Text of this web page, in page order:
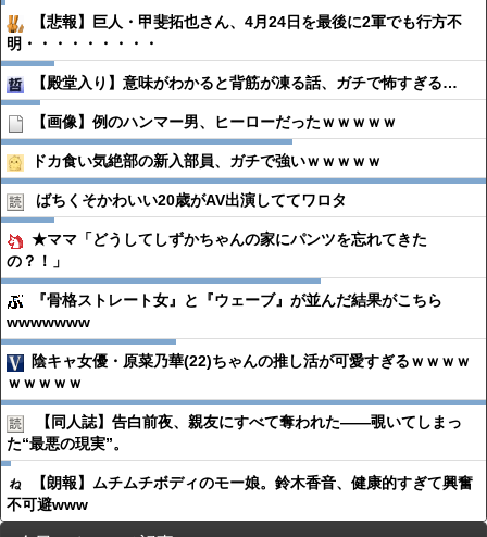
【悲報】巨人・甲斐拓也さん、4月24日を最後に2軍でも行方不
明・・・・・・・・・
【殿堂入り】意味がわかると背筋が凍る話、ガチで怖すぎる…
【画像】例のハンマー男、ヒーローだったｗｗｗｗｗ
ドカ食い気絶部の新入部員、ガチで強いｗｗｗｗｗ
ばちくそかわいい20歳がAV出演しててワロタ
★ママ「どうしてしずかちゃんの家にパンツを忘れてきた
の？！」
『骨格ストレート女』と『ウェーブ』が並んだ結果がこちら
wwwwwww
陰キャ女優・原菜乃華(22)ちゃんの推し活が可愛すぎるｗｗｗｗ
ｗｗｗｗｗ
【同人誌】告白前夜、親友にすべて奪われた――覗いてしまっ
た“最悪の現実”。
【朗報】ムチムチボディのモー娘。鈴木香音、健康的すぎて興奮
不可避www